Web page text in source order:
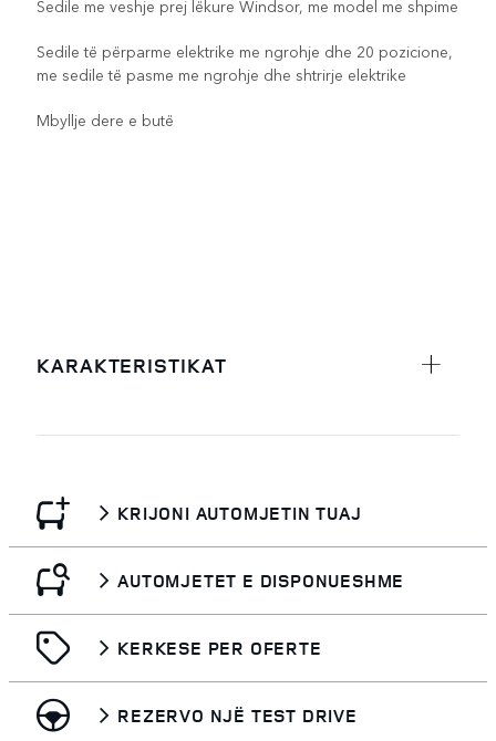
Sedile me veshje prej lëkure Windsor, me model me shpime
Sedile të përparme elektrike me ngrohje dhe 20 pozicione,
me sedile të pasme me ngrohje dhe shtrirje elektrike
Mbyllje dere e butë
KARAKTERISTIKAT
KRIJONI AUTOMJETIN TUAJ
AUTOMJETET E DISPONUESHME
KERKESE PER OFERTE
REZERVO NJË TEST DRIVE